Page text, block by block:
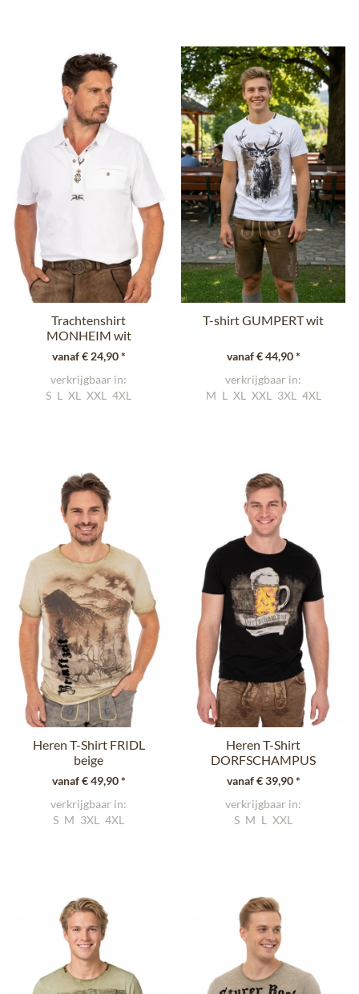
Trachtenshirt
MONHEIM wit
vanaf € 24,90 *
verkrijgbaar in:
S L XL XXL 4XL
T-shirt GUMPERT wit
vanaf € 44,90 *
verkrijgbaar in:
M L XL XXL 3XL 4XL
Heren T-Shirt FRIDL
beige
vanaf € 49,90 *
verkrijgbaar in:
S M 3XL 4XL
Heren T-Shirt
DORFSCHAMPUS
zwart
vanaf € 39,90 *
verkrijgbaar in:
S M L XXL